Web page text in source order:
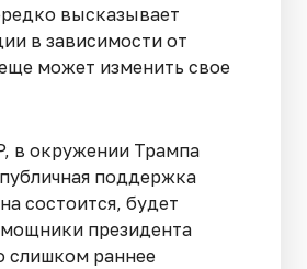
высказывает
в зависимости от
может изменить свое
в окружении Трампа
поддержка
состоится, будет
президента
слишком раннее